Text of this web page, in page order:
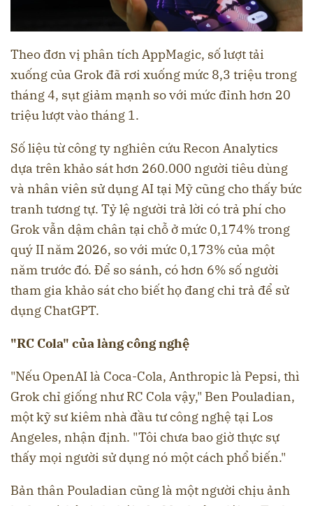
Theo đơn vị phân tích AppMagic, số lượt tải
xuống của Grok đã rơi xuống mức 8,3 triệu trong
tháng 4, sụt giảm mạnh so với mức đỉnh hơn 20
triệu lượt vào tháng 1.
Số liệu từ công ty nghiên cứu Recon Analytics
dựa trên khảo sát hơn 260.000 người tiêu dùng
và nhân viên sử dụng AI tại Mỹ cũng cho thấy bức
tranh tương tự. Tỷ lệ người trả lời có trả phí cho
Grok vẫn dậm chân tại chỗ ở mức 0,174% trong
quý II năm 2026, so với mức 0,173% của một
năm trước đó. Để so sánh, có hơn 6% số người
tham gia khảo sát cho biết họ đang chi trả để sử
dụng ChatGPT.
"RC Cola" của làng công nghệ
"Nếu OpenAI là Coca-Cola, Anthropic là Pepsi, thì
Grok chỉ giống như RC Cola vậy," Ben Pouladian,
một kỹ sư kiêm nhà đầu tư công nghệ tại Los
Angeles, nhận định. "Tôi chưa bao giờ thực sự
thấy mọi người sử dụng nó một cách phổ biến."
Bản thân Pouladian cũng là một người chịu ảnh